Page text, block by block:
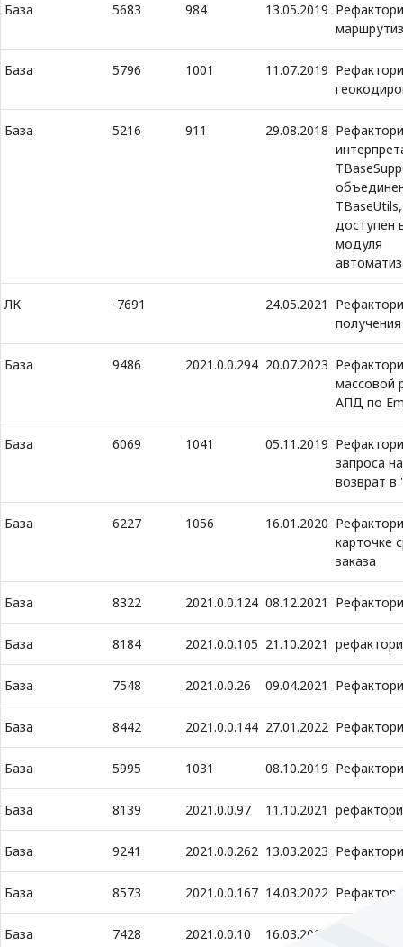
База 5683 984 13.05.2019
База 5796 1001 11.07.2019
База 5216 911 29.08.2018
доступен
модуля
ЛК -7691 24.05.2021
База 9486 2021.0.0.294 20.07.2023
массовой
АПД по
База 6069 1041 05.11.2019
запроса
возврат
База 6227 1056 16.01.2020
карточке
заказа
База 8322 2021.0.0.124 08.12.2021
База 8184 2021.0.0.105 21.10.2021
База 7548 2021.0.0.26 09.04.2021
База 8442 2021.0.0.144 27.01.2022
База 5995 1031 08.10.2019
База 8139 2021.0.0.97 11.10.2021
База 9241 2021.0.0.262 13.03.2023
База 8573 2021.0.0.167 14.03.2022
База 7428 2021.0.0.10 16.03.2021